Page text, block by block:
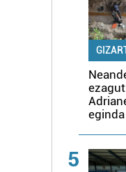
eginda
5